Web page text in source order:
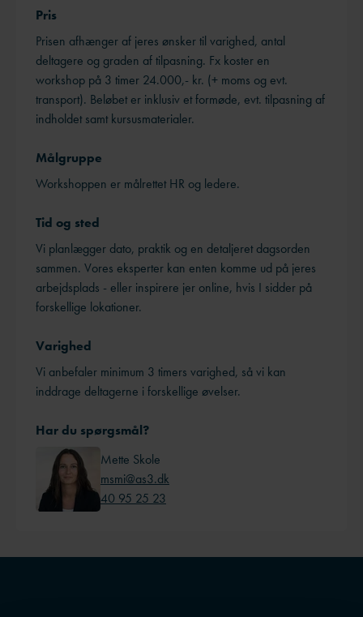
Pris
Prisen afhænger af jeres ønsker til varighed, antal
deltagere og graden af tilpasning. Fx koster en
workshop på 3 timer 24.000,- kr. (+ moms og evt.
transport). Beløbet er inklusiv et formøde, evt. tilpasning af
indholdet samt kursusmaterialer.
Målgruppe
Workshoppen er målrettet HR og ledere.
Tid og sted
Vi planlægger dato, praktik og en detaljeret dagsorden
sammen. Vores eksperter kan enten komme ud på jeres
arbejdsplads - eller inspirere jer online, hvis I sidder på
forskellige lokationer.
Varighed
Vi anbefaler minimum 3 timers varighed, så vi kan
inddrage deltagerne i forskellige øvelser.
Har du spørgsmål?
Mette Skole
msmi@as3.dk
40 95 25 23